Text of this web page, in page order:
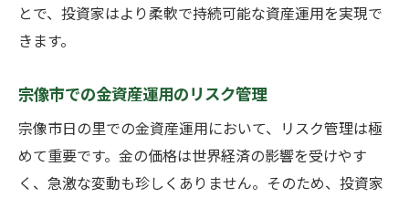
とで、投資家はより柔軟で持続可能な資産運用を実現で
きます。
宗像市での金資産運用のリスク管理
宗像市日の里での金資産運用において、リスク管理は極
めて重要です。金の価格は世界経済の影響を受けやす
く、急激な変動も珍しくありません。そのため、投資家